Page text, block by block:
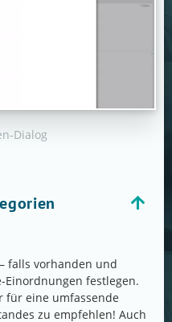
Dialog
falls vorhanden und
Einordnungen festlegen.
für eine umfassende
zu empfehlen! Auch